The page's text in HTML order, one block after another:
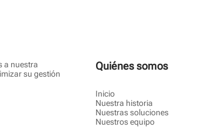
a nuestra
su gestión
Quiénes somos
Inicio
Nuestra historia
Nuestras soluciones
Nuestros equipo